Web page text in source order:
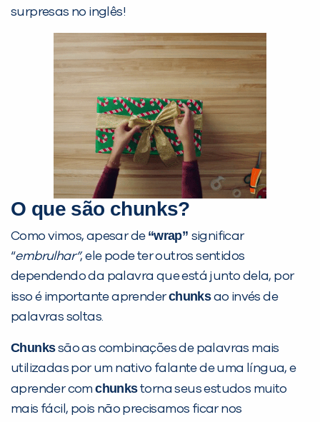
surpresas no inglês!
O que são chunks?
Como vimos, apesar de “wrap” significar
“embrulhar”, ele pode ter outros sentidos
dependendo da palavra que está junto dela, por
isso é importante aprenderchunksao invés de
palavras soltas.
Chunkssão as combinações de palavras mais
utilizadas por um nativo falante de uma língua, e
aprender comchunkstorna seus estudos muito
mais fácil, pois não precisamos ficar nos
PEÇA UMA DEMONSTRAÇÃO DE MÉTODO
Desculpe!
Não encontramos nenhuma unidade
inFlux nesta cidade ou bairro que
você digitou.
Preencha com seus dados abaixo e